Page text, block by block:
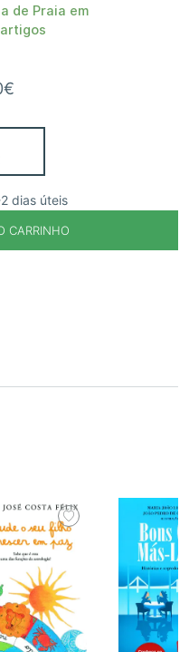
de Praia em
dias úteis
CARRINHO